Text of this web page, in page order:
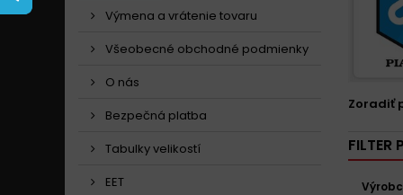
Výmena a vrátenie tovaru
Všeobecné obchodné podmienky
O nás
Bezpečná platba
Tabulky velikostí
EET
Zoradiť
FILTER